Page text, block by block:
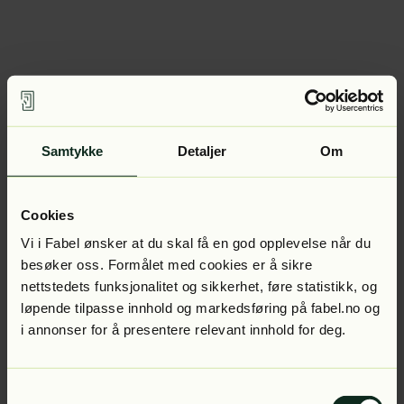
Samtykke Detaljer Om
Cookies
Vi i Fabel ønsker at du skal få en god opplevelse når du
besøker oss. Formålet med cookies er å sikre
nettstedets funksjonalitet og sikkerhet, føre statistikk, og
løpende tilpasse innhold og markedsføring på fabel.no og
i annonser for å presentere relevant innhold for deg.